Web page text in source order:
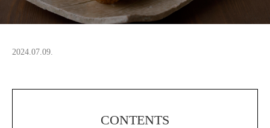
2024.07.09.
CONTENTS